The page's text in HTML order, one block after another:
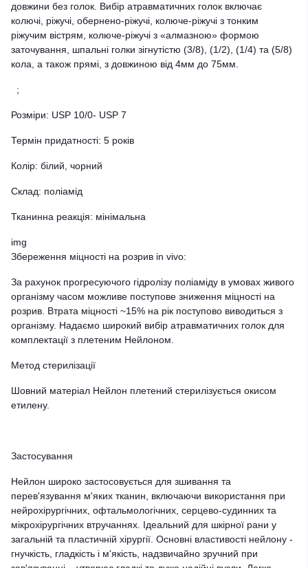
довжини без голок. Вибір атравматичних голок включає
колючі, ріжучі, обернено-ріжучі, колюче-ріжучі з тонким
ріжучим вістрям, колюче-ріжучі з «алмазною» формою
заточування, шпальні голки зігнутістю (3/8), (1/2), (1/4) та (5/8)
кола, а також прямі, з довжиною від 4мм до 75мм.
;
Розміри: USP 10/0- USP 7
Термін придатності: 5 років
Колір: білий, чорний
Склад: поліамід
Тканинна реакція: мінімальна
img
Збереження міцності на розрив in vivo:
За рахунок прогресуючого гідролізу поліаміду в умовах живого
організму часом можливе поступове зниження міцності на
розрив. Втрата міцності ~15% на рік поступово виводиться з
організму. Надаємо широкий вибір атравматичних голок для
комплектації з плетеним Нейлоном.
Метод стерилізації
Шовний матеріал Нейлон плетений стерилізується окисом
етилену.
Застосування
Нейлон широко застосовується для зшивання та
перев'язування м'яких тканин, включаючи використання при
нейрохірургічних, офтальмологічних, серцево-судинних та
мікрохірургічних втручаннях. Ідеальний для шкірної рани у
загальній та пластичній хірургії. Основні властивості нейлону -
гнучкість, гладкість і м'якість, надзвичайно зручний при